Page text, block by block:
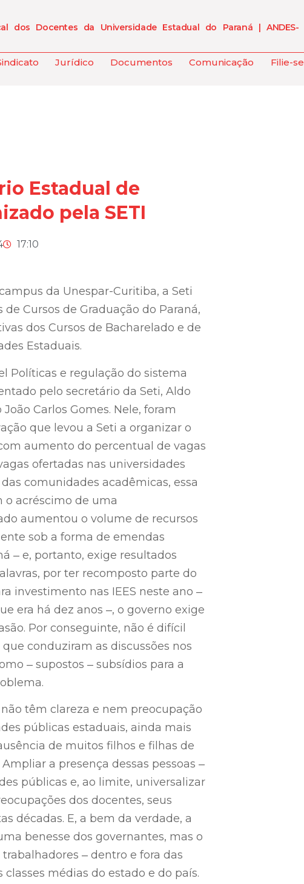
dos Docentes da Universidade Estadual do Paraná | ANDES-
Jurídico Documentos Comunicação Filie-se
Estadual de
pela SETI
17:10
da Unespar-Curitiba, a Seti
Cursos de Graduação do Paraná,
dos Cursos de Bacharelado e de
Estaduais.
Políticas e regulação do sistema
pelo secretário da Seti, Aldo
Carlos Gomes. Nele, foram
que levou a Seti a organizar o
aumento do percentual de vagas
ofertadas nas universidades
comunidades acadêmicas, essa
o acréscimo de uma
aumentou o volume de recursos
sob a forma de emendas
‒ e, portanto, exige resultados
por ter recomposto parte do
investimento nas IEES neste ano ‒
era há dez anos ‒, o governo exige
Por conseguinte, não é difícil
conduziram as discussões nos
‒ supostos ‒ subsídios para a
têm clareza e nem preocupação
públicas estaduais, ainda mais
de muitos filhos e filhas de
a presença dessas pessoas ‒
públicas e, ao limite, universalizar
dos docentes, seus
décadas. E, a bem da verdade, a
benesse dos governantes, mas o
‒ dentro e fora das
médias do estado e do país.